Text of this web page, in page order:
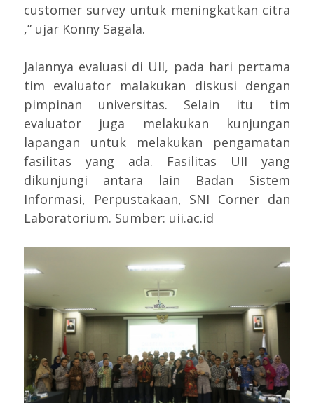
customer survey untuk meningkatkan citra
,” ujar Konny Sagala.
Jalannya evaluasi di UII, pada hari pertama
tim evaluator malakukan diskusi dengan
pimpinan universitas. Selain itu tim
evaluator juga melakukan kunjungan
lapangan untuk melakukan pengamatan
fasilitas yang ada. Fasilitas UII yang
dikunjungi antara lain Badan Sistem
Informasi, Perpustakaan, SNI Corner dan
Laboratorium. Sumber: uii.ac.id